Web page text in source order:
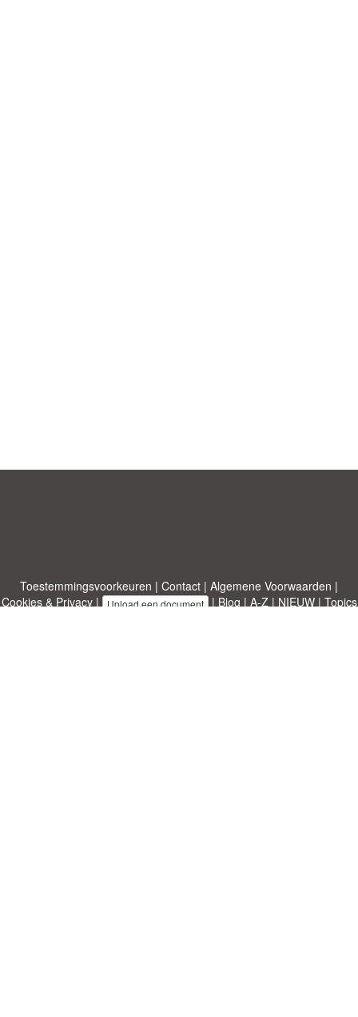
Toestemmingsvoorkeuren | Contact | Algemene Voorwaarden |
Cookies & Privacy| Upload een document | Blog | A-Z| NIEUW| Topics